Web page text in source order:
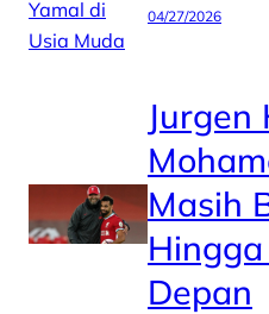
04/27/2026
Jurgen
Masih
Depan